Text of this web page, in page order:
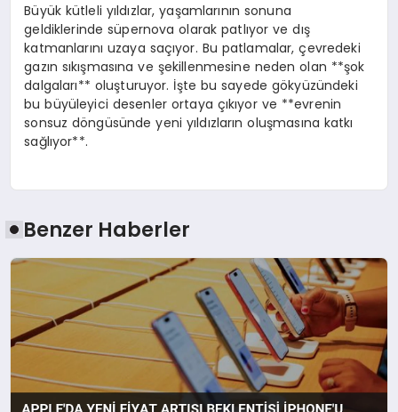
Büyük kütleli yıldızlar, yaşamlarının sonuna
geldiklerinde süpernova olarak patlıyor ve dış
katmanlarını uzaya saçıyor. Bu patlamalar, çevredeki
gazın sıkışmasına ve şekillenmesine neden olan **şok
dalgaları** oluşturuyor. İşte bu sayede gökyüzündeki
bu büyüleyici desenler ortaya çıkıyor ve **evrenin
sonsuz döngüsünde yeni yıldızların oluşmasına katkı
sağlıyor**.
Benzer Haberler